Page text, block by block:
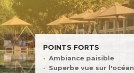
POINTS FORTS
Ambiance paisible
Superbe vue sur l'océan